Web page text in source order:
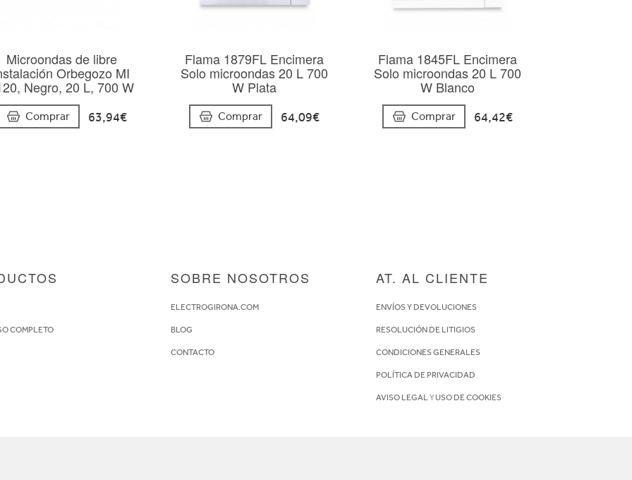
Microondas de libre
Orbegozo MI
Negro, 20 L, 700 W
Comprar 63,94€
Flama 1879FL Encimera
Solo microondas 20 L 700
W Plata
Comprar 64,09€
Flama 1845FL Encimera
Solo microondas 20 L 700
W Blanco
Comprar 64,42€
COMPLETO
SOBRE NOSOTROS
ELECTROGIRONA.COM
BLOG
CONTACTO
AT. AL CLIENTE
ENVÍOS Y DEVOLUCIONES
RESOLUCIÓN DE LITIGIOS
CONDICIONES GENERALES
POLÍTICA DE PRIVACIDAD
AVISO LEGALYUSO DE COOKIES